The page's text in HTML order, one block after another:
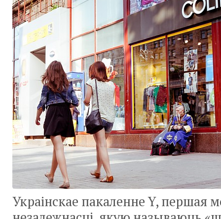
Украінскае пакаленне Y, першая